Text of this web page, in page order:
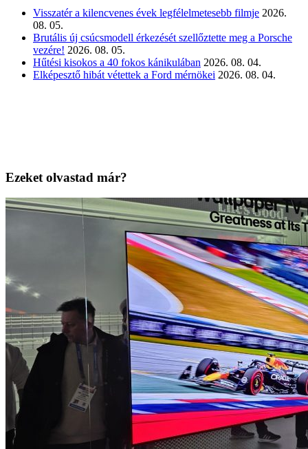
Visszatér a kilencvenes évek legfélelmetesebb filmje 2026.
08. 05.
Brutális új csúcsmodell érkezését szellőztette meg a Porsche
vezére! 2026. 08. 05.
Hűtési kisokos a 40 fokos kánikulában 2026. 08. 04.
Elképesztő hibát vétettek a Ford mérnökei 2026. 08. 04.
Ezeket olvastad már?